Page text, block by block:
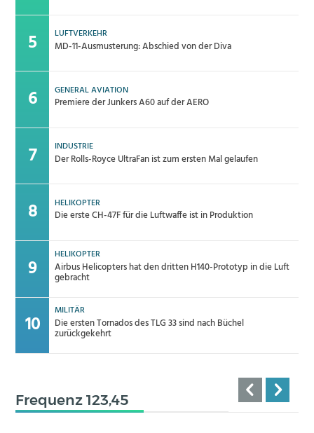
LUFTVERKEHR
MD-11-Ausmusterung: Abschied von der Diva
GENERAL AVIATION
Premiere der Junkers A60 auf der AERO
INDUSTRIE
Der Rolls-Royce UltraFan ist zum ersten Mal gelaufen
HELIKOPTER
Die erste CH-47F für die Luftwaffe ist in Produktion
HELIKOPTER
Airbus Helicopters hat den dritten H140-Prototyp in die Luft
gebracht
MILITÄR
Die ersten Tornados des TLG 33 sind nach Büchel
zurückgekehrt
Frequenz 123,45